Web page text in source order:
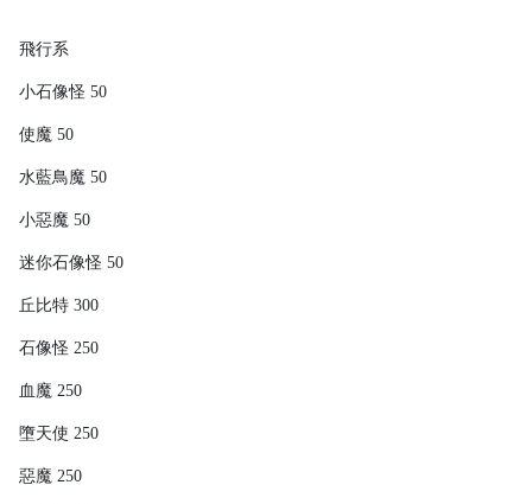
飛行系
小石像怪 50
使魔 50
水藍鳥魔 50
小惡魔 50
迷你石像怪 50
丘比特 300
石像怪 250
血魔 250
墮天使 250
惡魔 250